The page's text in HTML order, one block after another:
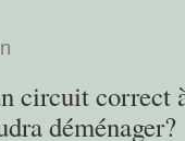
circuit correct
déménager?